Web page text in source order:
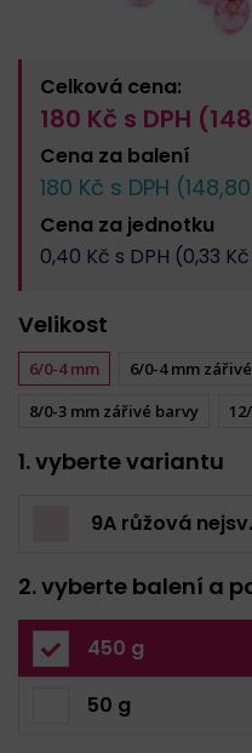
Celková cena:
180 Kč s DPH (
Cena za balení
180 Kč s DPH (148,80
Cena za jednotku
0,40 Kč s DPH (0,33
Velikost
6/0-4 mm 6/0-4 mm
8/0-3 mm zářivé barvy
1. vyberte variantu
9A růžová nejsv.
2. vyberte balení a
450 g
50 g